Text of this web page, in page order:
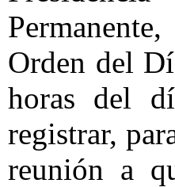
Orden del
horas del
registrar,
reunión a